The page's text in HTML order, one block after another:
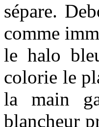
sépare.
comme
le halo
colorie le
la main
blancheur